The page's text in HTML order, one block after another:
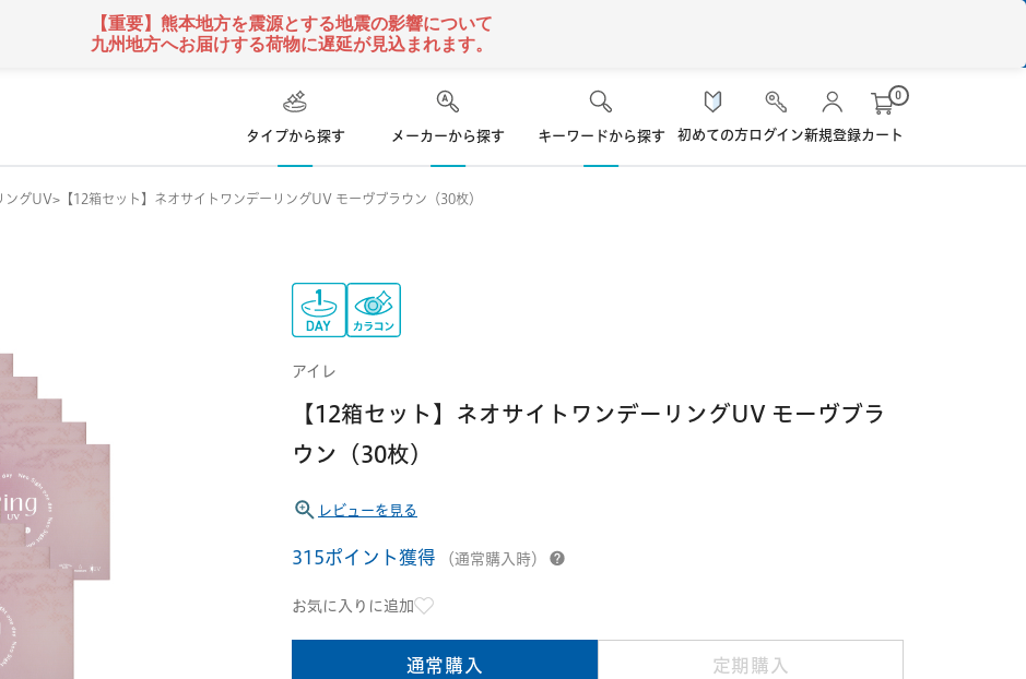
【重要】熊本地方を震源とする地震の影響について
九州地方へお届けする荷物に遅延が見込まれます。
タイプから探す メーカーから探す キーワードから探す 初めての方ログイン新規登録カート
0
使い捨て
月 使い捨て
ソフト
ングUV 【12箱セット】ネオサイトワンデーリングUV モーヴブラウン（30枚）
アイレ
【12箱セット】ネオサイトワンデーリングUV モーヴブラ
ウン（30枚）
レビューを見る
315ポイント獲得 （通常購入時）
お気に入りに追加
通常購入 定期購入